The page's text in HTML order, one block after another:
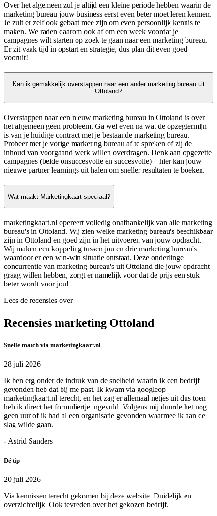
Over het algemeen zul je altijd een kleine periode hebben waarin de
marketing bureau jouw business eerst even beter moet leren kennen.
Je zult er zelf ook gebaat mee zijn om even persoonlijk kennis te
maken. We raden daarom ook af om een week voordat je
campagnes wilt starten op zoek te gaan naar een marketing bureau.
Er zit vaak tijd in opstart en strategie, dus plan dit even goed
vooruit!
Kan ik gemakkelijk overstappen naar een ander marketing bureau uit
Ottoland?
Overstappen naar een nieuw marketing bureau in Ottoland is over
het algemeen geen probleem. Ga wel even na wat de opzegtermijn
is van je huidige contract met je bestaande marketing bureau.
Probeer met je vorige marketing bureau af te spreken of zij de
inhoud van voorgaand werk willen overdragen. Denk aan opgezette
campagnes (beide onsuccesvolle en succesvolle) – hier kan jouw
nieuwe partner learnings uit halen om sneller resultaten te boeken.
Wat maakt Marketingkaart speciaal?
marketingkaart.nl opereert volledig onafhankelijk van alle marketing
bureau's in Ottoland. Wij zien welke marketing bureau's beschikbaar
zijn in Ottoland en goed zijn in het uitvoeren van jouw opdracht.
Wij maken een koppeling tussen jou en drie marketing bureau's
waardoor er een win-win situatie ontstaat. Deze onderlinge
concurrentie van marketing bureau's uit Ottoland die jouw opdracht
graag willen hebben, zorgt er namelijk voor dat de prijs een stuk
beter wordt voor jou!
Lees de recensies over
Recensies marketing Ottoland
Snelle match via marketingkaart.nl
28 juli 2026
Ik ben erg onder de indruk van de snelheid waarin ik een bedrijf
gevonden heb dat bij me past. Ik kwam via googleop
marketingkaart.nl terecht, en het zag er allemaal netjes uit dus toen
heb ik direct het formuliertje ingevuld. Volgens mij duurde het nog
geen uur of ik had al een organisatie gevonden waarmee ik aan de
slag wilde gaan.
- Astrid Sanders
Dé tip
20 juli 2026
Via kennissen terecht gekomen bij deze website. Duidelijk en
overzichtelijk. Ook tevreden over het gekozen bedrijf.